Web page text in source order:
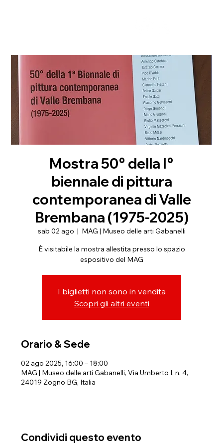
Mostra 50° della I°
biennale di pittura
contemporanea di Valle
Brembana (1975-2025)
sab 02 ago
  |
MAG | Museo delle arti Gabanelli
È visitabile la mostra allestita presso lo spazio
espositivo del MAG
I biglietti non sono in vendita
Scopri gli altri eventi
Orario & Sede
02 ago 2025, 16:00 – 18:00
MAG | Museo delle arti Gabanelli, Via Umberto I, n. 4,
24019 Zogno BG, Italia
Condividi questo evento